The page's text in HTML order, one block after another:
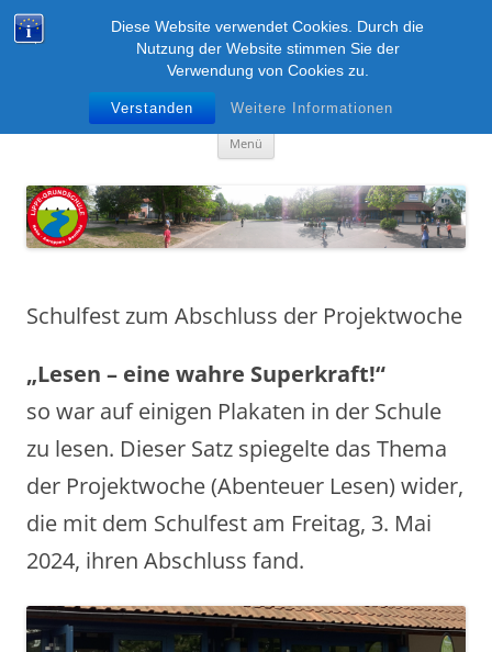
Diese Website verwendet Cookies. Durch die
Nutzung der Website stimmen Sie der
Verwendung von Cookies zu.
Verstanden Weitere Informationen
Inhalt
springen Lippe-Grundschule
Boke – Anreppen – Bentfeld
Menü
Schulfest zum Abschluss der Projektwoche
„Lesen – eine wahre Superkraft!“
so war auf einigen Plakaten in der Schule
zu lesen. Dieser Satz spiegelte das Thema
der Projektwoche (Abenteuer Lesen) wider,
die mit dem Schulfest am Freitag, 3. Mai
2024, ihren Abschluss fand.